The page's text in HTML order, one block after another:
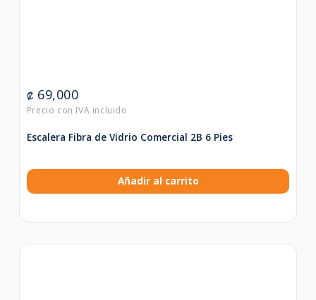
₡ 69,000
Escalera Fibra de Vidrio Comercial 2B 6 Pies
Añadir al carrito